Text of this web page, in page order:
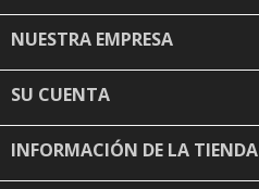
NUESTRA EMPRESA
SU CUENTA
INFORMACIÓN DE LA TIENDA